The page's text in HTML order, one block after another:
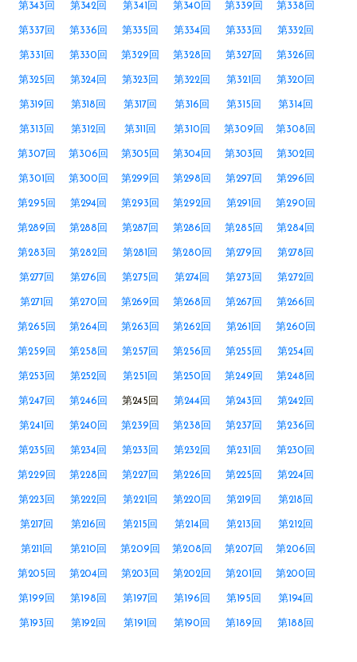
第343回 第342回 第341回 第340回 第339回 第338回
第337回 第336回 第335回 第334回 第333回 第332回
第331回 第330回 第329回 第328回 第327回 第326回
第325回 第324回 第323回 第322回 第321回 第320回
第319回 第318回 第317回 第316回 第315回 第314回
第313回 第312回 第311回 第310回 第309回 第308回
第307回 第306回 第305回 第304回 第303回 第302回
第301回 第300回 第299回 第298回 第297回 第296回
第295回 第294回 第293回 第292回 第291回 第290回
第289回 第288回 第287回 第286回 第285回 第284回
第283回 第282回 第281回 第280回 第279回 第278回
第277回 第276回 第275回 第274回 第273回 第272回
第271回 第270回 第269回 第268回 第267回 第266回
第265回 第264回 第263回 第262回 第261回 第260回
第259回 第258回 第257回 第256回 第255回 第254回
第253回 第252回 第251回 第250回 第249回 第248回
第247回 第246回 第245回 第244回 第243回 第242回
第241回 第240回 第239回 第238回 第237回 第236回
第235回 第234回 第233回 第232回 第231回 第230回
第229回 第228回 第227回 第226回 第225回 第224回
第223回 第222回 第221回 第220回 第219回 第218回
第217回 第216回 第215回 第214回 第213回 第212回
第211回 第210回 第209回 第208回 第207回 第206回
第205回 第204回 第203回 第202回 第201回 第200回
第199回 第198回 第197回 第196回 第195回 第194回
第193回 第192回 第191回 第190回 第189回 第188回